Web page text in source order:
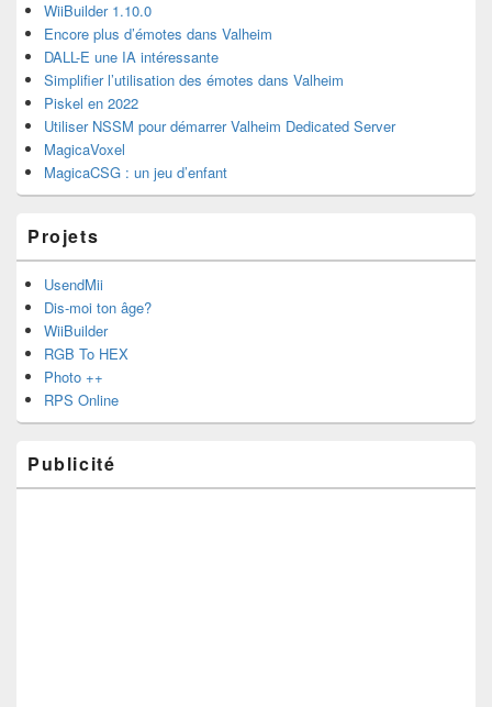
barre
latérale
WiiBuilder 1.10.0
Encore plus d’émotes dans Valheim
DALL-E une IA intéressante
Simplifier l’utilisation des émotes dans Valheim
Piskel en 2022
Utiliser NSSM pour démarrer Valheim Dedicated Server
MagicaVoxel
MagicaCSG : un jeu d’enfant
Projets
UsendMii
Dis-moi ton âge?
WiiBuilder
RGB To HEX
Photo ++
RPS Online
Publicité